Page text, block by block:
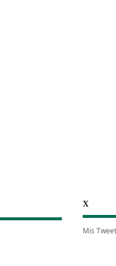
X
Mis